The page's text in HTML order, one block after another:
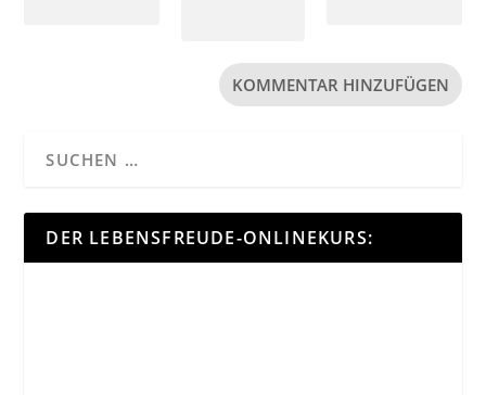
DER LEBENSFREUDE-ONLINEKURS: